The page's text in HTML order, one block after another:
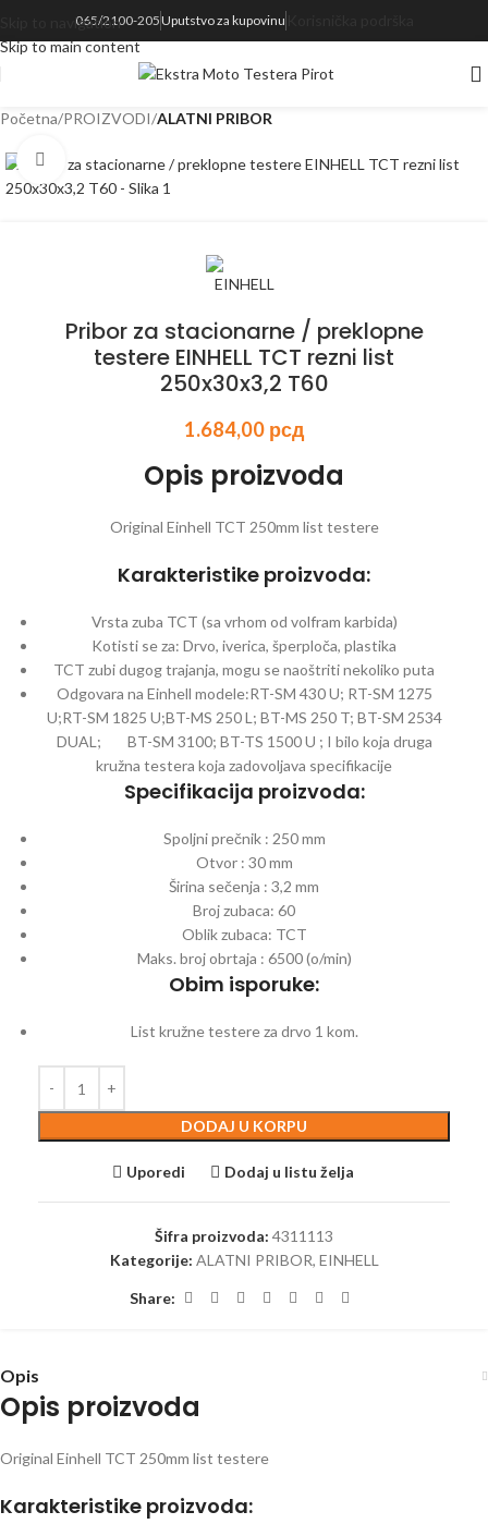
Skip to navigation
Skip to main content
realnom vremenu svakog proizvoda koji se nalazi na sajtu
065/2100-205Uputstvo za kupovinu
Početna PROIZVODI ALATNI PRIBOR
Kliknite za uvećanje
Pribor za stacionarne / preklopne
testere EINHELL TCT rezni list
250x30x3,2 T60
1.684,00 рсд
Opis proizvoda
Original Einhell TCT 250mm list testere
Karakteristike proizvoda:
Vrsta zuba TCT (sa vrhom od volfram karbida)
Kotisti se za: Drvo, iverica, šperploča, plastika
TCT zubi dugog trajanja, mogu se naoštriti nekoliko puta
Odgovara na Einhell modele:RT-SM 430 U; RT-SM 1275
U;RT-SM 1825 U;BT-MS 250 L; BT-MS 250 T; BT-SM 2534
DUAL; BT-SM 3100; BT-TS 1500 U ; I bilo koja druga
kružna testera koja zadovoljava specifikacije
Specifikacija proizvoda:
Spoljni prečnik : 250 mm
Otvor : 30 mm
Širina sečenja : 3,2 mm
Broj zubaca: 60
Oblik zubaca: TCT
Maks. broj obrtaja : 6500 (o/min)
Obim isporuke:
List kružne testere za drvo 1 kom.
DODAJ U KORPU
Uporedi Dodaj u listu želja
Šifra proizvoda: 4311113
Kategorije: ALATNI PRIBOR, EINHELL
Share:
Opis
Opis proizvoda
Original Einhell TCT 250mm list testere
Karakteristike proizvoda: